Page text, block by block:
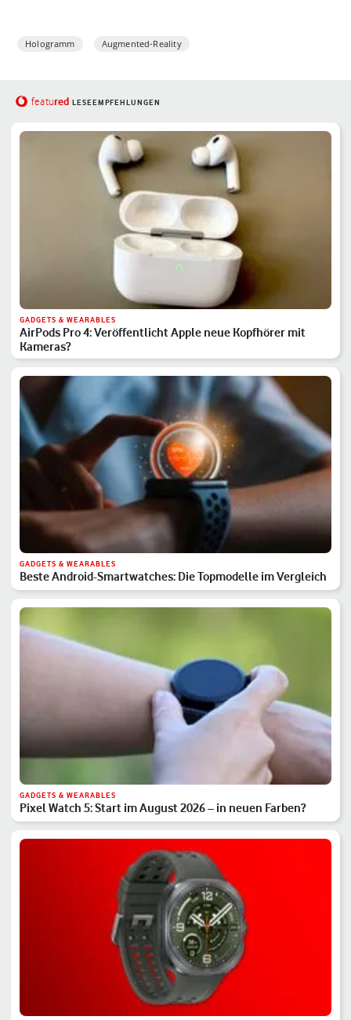
Hologramm Augmented-Reality
featured LESEEMPFEHLUNGEN
GADGETS & WEARABLES
AirPods Pro 4: Veröffentlicht Apple neue Kopfhörer mit
Kameras?
GADGETS & WEARABLES
Beste Android-Smartwatches: Die Topmodelle im Vergleich
GADGETS & WEARABLES
Pixel Watch 5: Start im August 2026 – in neuen Farben?